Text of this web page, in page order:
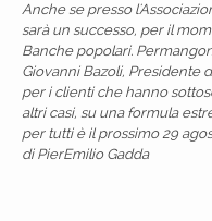
Anche se presso
sarà un successo, per il
Banche popolari.
Giovanni Bazoli, Presidente
per i clienti che hanno
altri casi, su una formula
per tutti è il prossimo 29
di PierEmilio Gadda